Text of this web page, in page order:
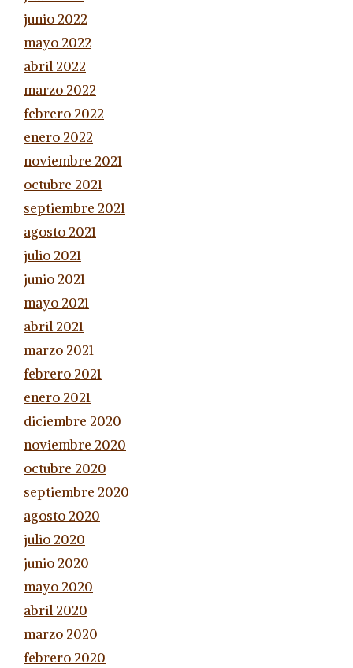
junio 2022
mayo 2022
abril 2022
marzo 2022
febrero 2022
enero 2022
noviembre 2021
octubre 2021
septiembre 2021
agosto 2021
julio 2021
junio 2021
mayo 2021
abril 2021
marzo 2021
febrero 2021
enero 2021
diciembre 2020
noviembre 2020
octubre 2020
septiembre 2020
agosto 2020
julio 2020
junio 2020
mayo 2020
abril 2020
marzo 2020
febrero 2020